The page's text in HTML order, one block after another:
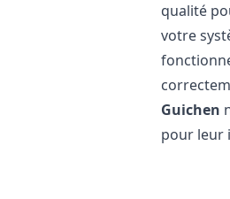
qualité
votre
Guichen
pour leur